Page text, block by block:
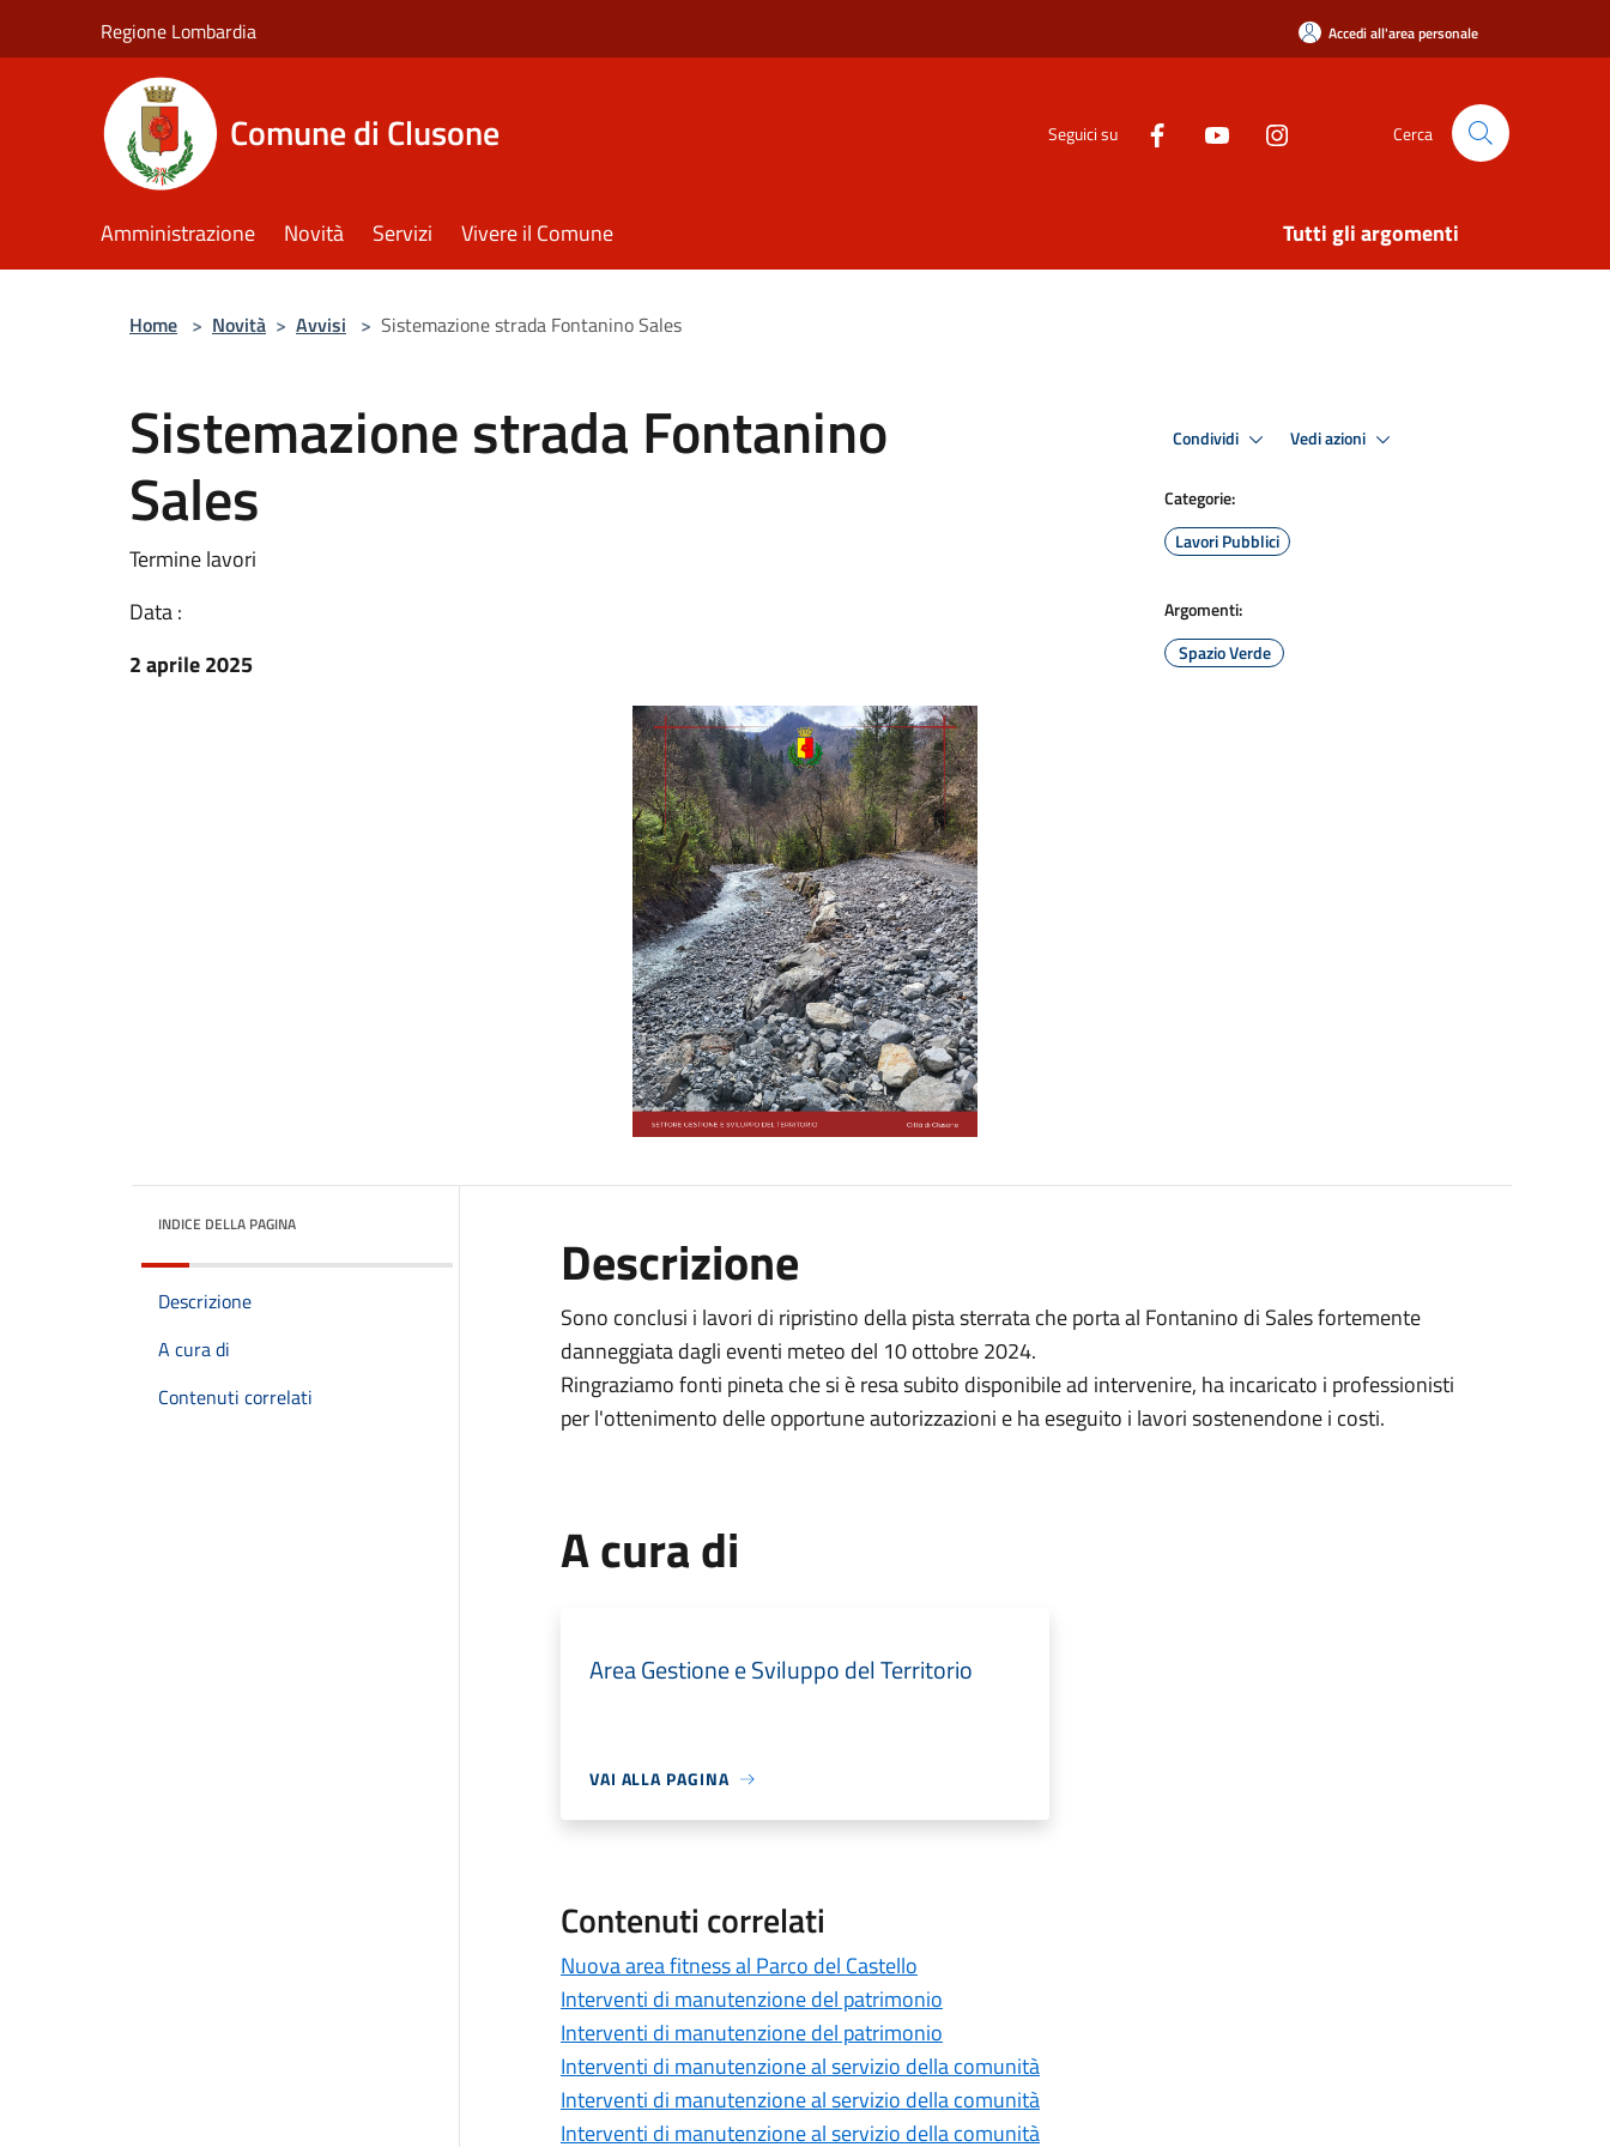
Regione Lombardia Accedi all'area personale
Comune di Clusone Seguici su Cerca
Amministrazione Novità Servizi Vivere il Comune Tutti gli argomenti
Home > Novità > Avvisi > Sistemazione strada Fontanino Sales
Sistemazione strada Fontanino
Sales
Termine lavori
Data :
2 aprile 2025
Condividi Vedi azioni
Categorie:
Lavori Pubblici
Argomenti:
Spazio Verde
INDICE DELLA PAGINA
Descrizione
A cura di
Contenuti correlati
Descrizione
Sono conclusi i lavori di ripristino della pista sterrata che porta al Fontanino di Sales fortemente
danneggiata dagli eventi meteo del 10 ottobre 2024.
Ringraziamo fonti pineta che si è resa subito disponibile ad intervenire, ha incaricato i professionisti
per l'ottenimento delle opportune autorizzazioni e ha eseguito i lavori sostenendone i costi.
A cura di
Area Gestione e Sviluppo del Territorio
VAI ALLA PAGINA
Contenuti correlati
Nuova area fitness al Parco del Castello
Interventi di manutenzione del patrimonio
Interventi di manutenzione del patrimonio
Interventi di manutenzione al servizio della comunità
Interventi di manutenzione al servizio della comunità
Interventi di manutenzione al servizio della comunità